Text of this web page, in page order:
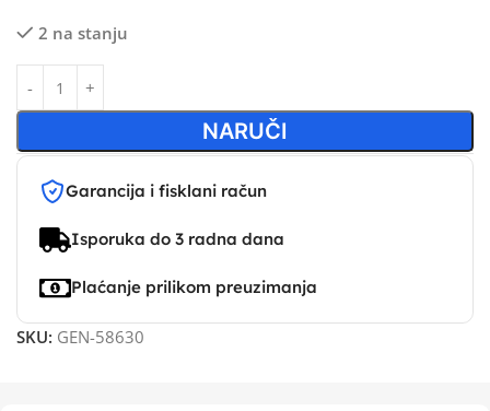
2 na stanju
NARUČI
Garancija i fisklani račun
Isporuka do 3 radna dana
Plaćanje prilikom preuzimanja
SKU: GEN-58630